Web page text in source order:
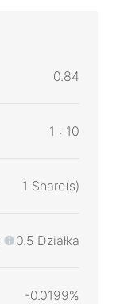
0.84
1 : 10
1 Share(s)
0.5 Działka
-0.0199%